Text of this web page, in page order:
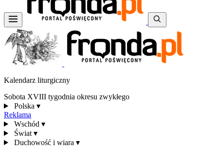
Kalendarz liturgiczny
Sobota XVIII tygodnia okresu zwykłego
Polska ▾
Reklama
Wschód ▾
Świat ▾
Duchowość i wiara ▾